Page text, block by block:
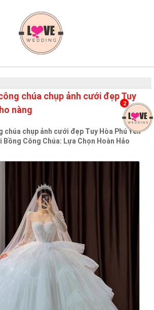
chúa chụp ảnh cưới đẹp Tuy
nàng
chúa chụp ảnh cưới đẹp Tuy Hòa Phú Yên
Bồng Công Chúa: Lựa Chọn Hoàn Hảo
2